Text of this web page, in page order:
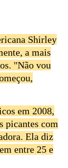
Shirley
a mais
"Não vou
em 2008,
picantes com
Ela diz
entre 25 e